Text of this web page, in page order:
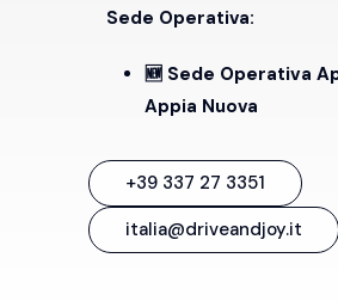
Sede Operativa:
🆕 Sede Operativa
Appia Nuova
+39 337 27 3351
italia@driveandjoy.it